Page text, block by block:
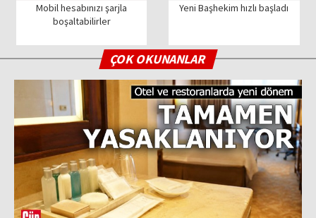
Mobil hesabınızı şarjla
boşaltabilirler
Yeni Başhekim hızlı başladı
ÇOK OKUNANLAR